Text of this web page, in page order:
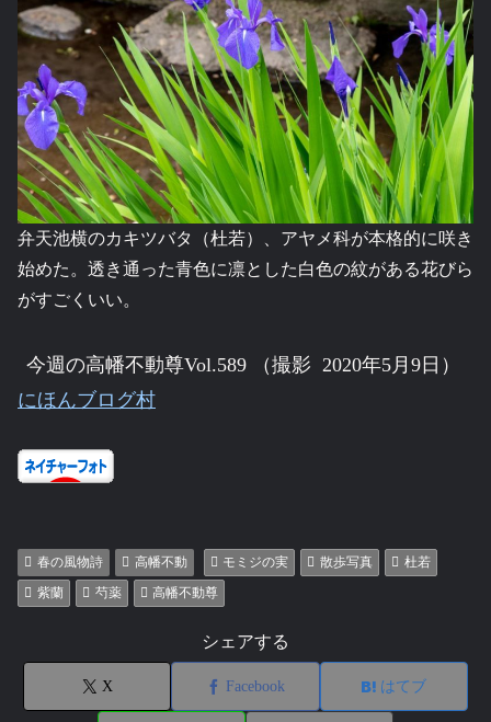
弁天池横のカキツバタ（杜若）、アヤメ科が本格的に咲き
始めた。透き通った青色に凛とした白色の紋がある花びら
がすごくいい。
今週の高幡不動尊Vol.589 （撮影 2020年5月9日）
にほんブログ村
春の風物詩 高幡不動 モミジの実 散歩写真
杜若
紫蘭
芍薬 高幡不動尊
シェアする
X Facebook はてブ